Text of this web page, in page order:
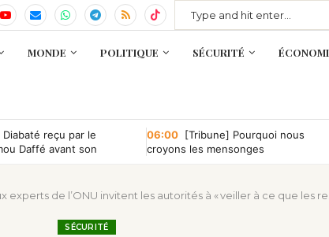
MONDE POLITIQUE SÉCURITÉ
Diabaté reçu par le
Daffé avant son
06:00 [Tribune] Pourquoi nous
croyons les mensonges
experts de l’ONU invitent les autorités à « veiller à ce que les
SÉCURITÉ